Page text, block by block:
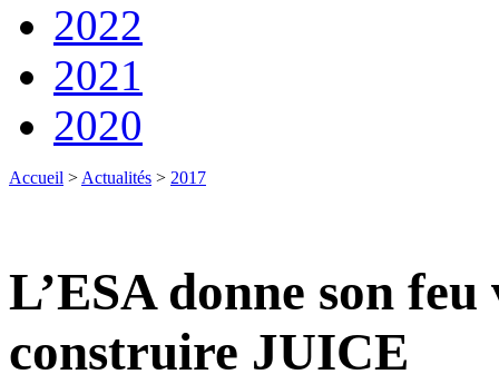
2022
2021
2020
Accueil > Actualités > 2017
L’ESA donne son
construire JUICE